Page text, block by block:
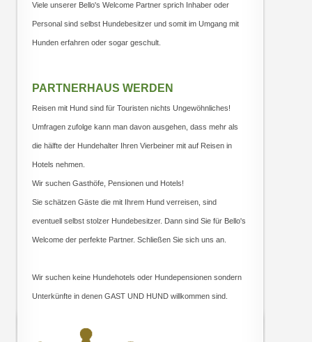
Viele unserer Bello's Welcome Partner sprich Inhaber oder
Personal sind selbst Hundebesitzer und somit im Umgang mit
Hunden erfahren oder sogar geschult.
PARTNERHAUS WERDEN
Reisen mit Hund sind für Touristen nichts Ungewöhnliches!
Umfragen zufolge kann man davon ausgehen, dass mehr als
die hälfte der Hundehalter Ihren Vierbeiner mit auf Reisen in
Hotels nehmen.
Wir suchen Gasthöfe, Pensionen und Hotels!
Sie schätzen Gäste die mit Ihrem Hund verreisen, sind
eventuell selbst stolzer Hundebesitzer. Dann sind Sie für Bello's
Welcome der perfekte Partner. Schließen Sie sich uns an.
Wir suchen keine Hundehotels oder Hundepensionen sondern
Unterkünfte in denen GAST UND HUND willkommen sind.